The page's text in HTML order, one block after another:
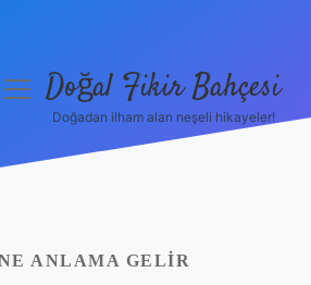
menüyüDoğal Fikir Bahçesi
Doğadan ilham alan neşeli hikayeler!
ANLAMA GELIR